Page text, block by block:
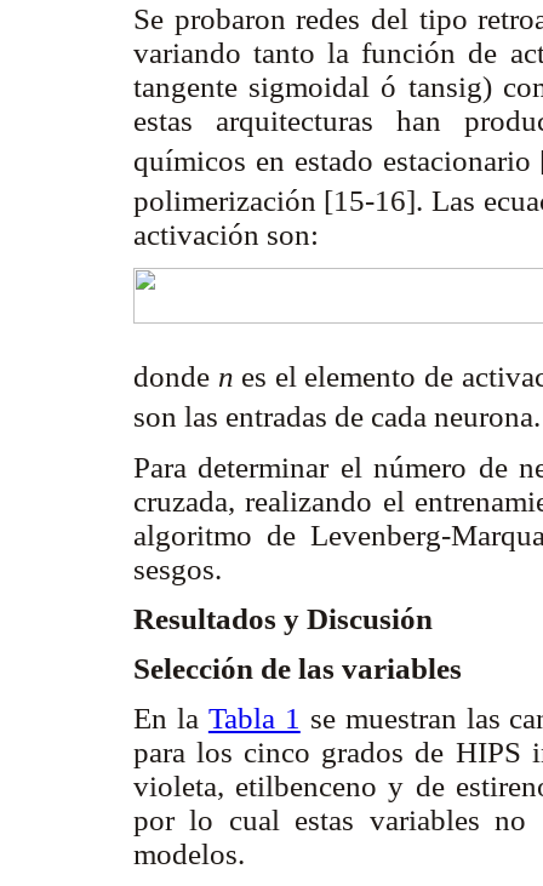
Se probaron redes del tipo
variando tanto la función de
tangente sigmoidal ó tansig)
estas arquitecturas han
químicos en estado estacionario
polimerización [15-16]. Las
activación son:
donde n es el elemento de
son las entradas de cada
Para determinar el número de
cruzada, realizando el
algoritmo de Levenberg-
sesgos.
Resultados y Discusión
Selección de las variables
En la Tabla 1 se muestran las
para los cinco grados de HIPS
violeta, etilbenceno y de
por lo cual estas variables no
modelos.